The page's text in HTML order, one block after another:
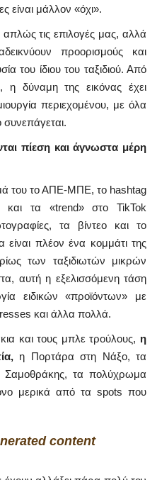
είναι μάλλον «όχι».
τις επιλογές μας, αλλά
προορισμούς και
του ίδιου του ταξιδιού. Από
η δύναμη της εικόνας έχει
περιεχομένου, με όλα
συνεπάγεται.
πίεση και άγνωστα μέρη
του το ΑΠΕ-ΜΠΕ, το hashtag
και τα «trend» στο TikTok
τα βίντεο και το
είναι πλέον ένα κομμάτι της
των ταξιδιωτών μικρών
αυτή η εξελισσόμενη τάση
ειδικών «προϊόντων» με
και άλλα πολλά.
και τους μπλε τρούλους, η
η Πορτάρα στη Νάξο, τα
Σαμοθράκης, τα πολύχρωμα
μερικά από τα spots που
content